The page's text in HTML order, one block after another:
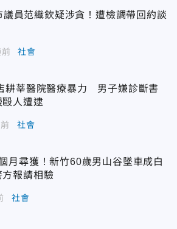
議員范織欽疑涉貪！遭檢調帶回約談
社會
耕莘醫院醫療暴力 男子嫌診斷書
毆人遭逮
社會
月尋獲！新竹60歲男山谷墜車成白
報請相驗
社會